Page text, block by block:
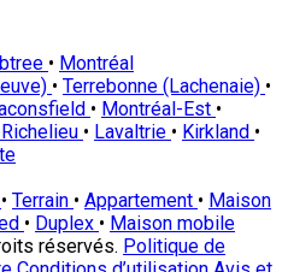
• Montréal
• Terrebonne (Lachenaie) •
• Montréal-Est •
• Lavaltrie • Kirkland •
• Terrain • Appartement • Maison
• Duplex • Maison mobile
réservés. Politique de